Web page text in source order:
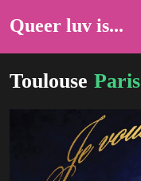
Queer luv is...
Toulouse Paris